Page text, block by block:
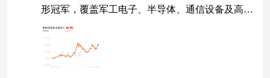
形冠军，覆盖军工电子、半导体、通信设备及高端
制造